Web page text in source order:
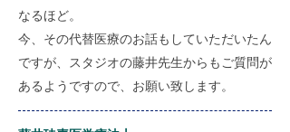
なるほど。
今、その代替医療のお話もしていただいたん
ですが、スタジオの藤井先生からもご質問が
あるようですので、お願い致します。